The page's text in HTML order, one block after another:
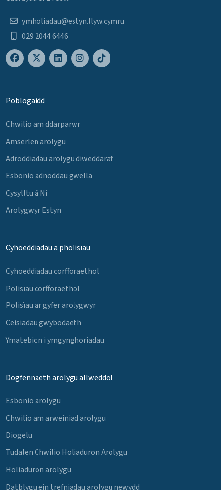
ymholiadau@estyn.llyw.cymru
029 2044 6446
Poblogaidd
Chwilio am ddarparwr
Amserlen arolygu
Adroddiadau arolygu diweddaraf
Esbonio adnoddau gwella
Cysylltu â Ni
Arolygwyr Estyn
Cyhoeddiadau a pholisïau
Cyhoeddiadau corfforaethol
Polisïau corfforaethol
Polisïau ar gyfer arolygwyr
Ceisiadau gwybodaeth
Ymatebion i ymgynghoriadau
Dogfennaeth arolygu allweddol
Esbonio arolygu
Chwilio am arweiniad arolygu
Diogelu
Tudalen Chwilio Holiaduron Arolygu
Holiaduron arolygu
Datblygu ein trefniadau arolygu newydd